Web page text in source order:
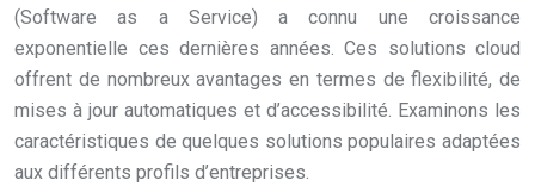
(Software as a Service) a connu une croissance
exponentielle ces dernières années. Ces solutions cloud
offrent de nombreux avantages en termes de flexibilité, de
mises à jour automatiques et d’accessibilité. Examinons les
caractéristiques de quelques solutions populaires adaptées
aux différents profils d’entreprises.